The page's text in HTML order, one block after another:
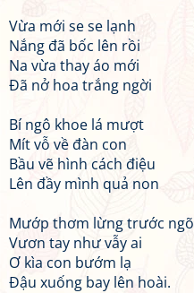
Vừa mới se se lạnh
Nắng đã bốc lên rồi
Na vừa thay áo mới
Đã nở hoa trắng ngời
Bí ngô khoe lá mượt
Mít vỗ về đàn con
Bầu vẽ hình cách điệu
Lên đầy mình quả non
Mướp thơm lừng trước ngõ
Vươn tay như vẫy ai
Ơ kìa con bướm lạ
Đậu xuống bay lên hoài.